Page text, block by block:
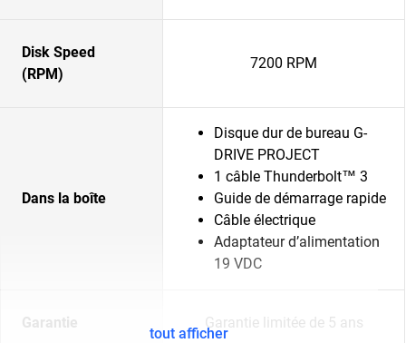
Disk Speed
(RPM)
7200 RPM
Dans la boîte
Disque dur de bureau G-
DRIVE PROJECT
1 câble Thunderbolt™ 3
Guide de démarrage rapide
Câble électrique
Adaptateur d’alimentation
19 VDC
Garantie Garantie limitée de 5 ans
tout afficher